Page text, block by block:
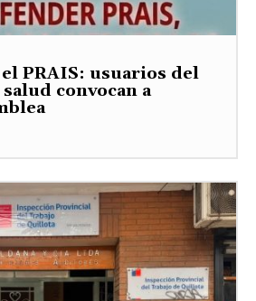
PRAIS: usuarios del
convocan a